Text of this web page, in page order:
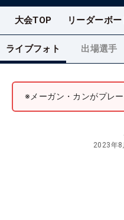
大会TOP リーダーボー
ライブフォト 出場選手
※メーガン・カンがプレ
2023年